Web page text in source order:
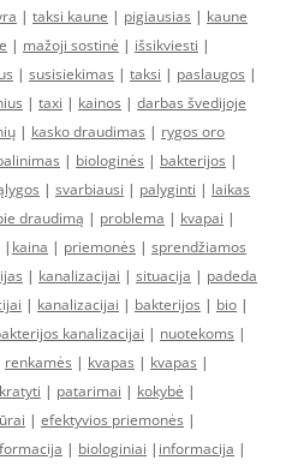
| taksi kaune | pigiausias | kaune
| mažoji sostinė | išsikviesti |
| susisiekimas | taksi | paslaugos |
| taxi | kainos | darbas švedijoje
| kasko draudimas | rygos oro
| biologinės | bakterijos |
| svarbiausi | palyginti | laikas
draudimą | problema | kvapai |
| kaina | priemonės | sprendžiamos
| kanalizacijai | situacija | padeda
| kanalizacijai | bakterijos | bio |
kanalizacijai | nuotekoms |
renkamės | kvapas | kvapas |
| patarimai | kokybė |
| efektyvios priemonės |
| biologiniai | informacija |